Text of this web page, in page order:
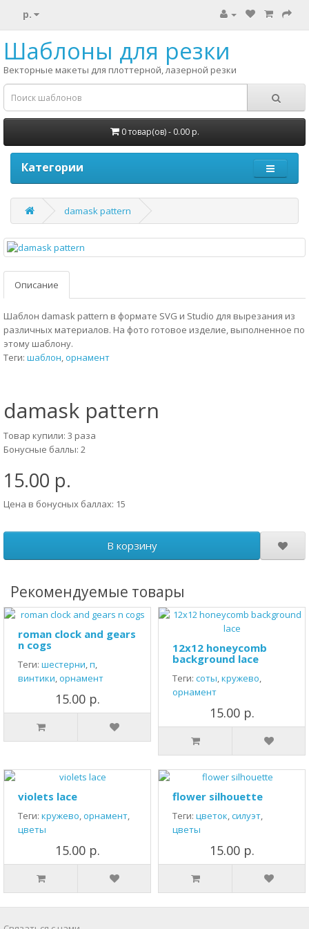
р.
Шаблоны для резки
Векторные макеты для плоттерной, лазерной резки
0 товар(ов) - 0.00 р.
Категории
damask pattern
Описание
Шаблон damask pattern в формате SVG и Studio для вырезания из
различных материалов. На фото готовое изделие, выполненное по
этому шаблону.
Теги: шаблон,орнамент
damask pattern
Товар купили: 3 раза
Бонусные баллы: 2
15.00 р.
Цена в бонусных баллах: 15
В корзину
Рекомендуемые товары
roman clock and gears
n cogs
Теги: шестерни,п,
винтики,орнамент
15.00 р.
12x12 honeycomb
background lace
Теги: соты,кружево,
орнамент
15.00 р.
violets lace
Теги: кружево,орнамент,
цветы
15.00 р.
flower silhouette
Теги: цветок,силуэт,
цветы
15.00 р.